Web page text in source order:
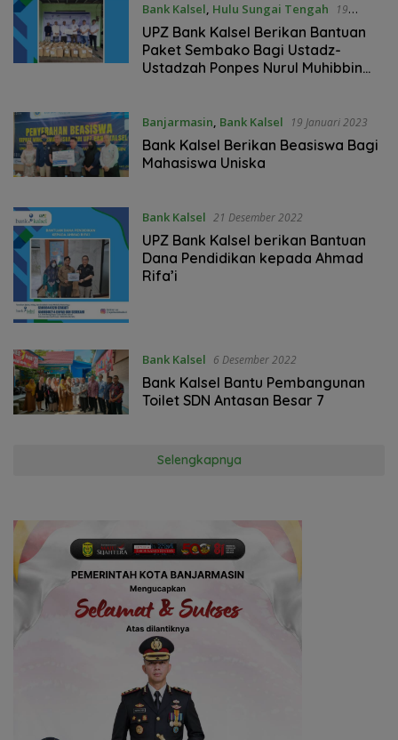
Bank Kalsel, Hulu Sungai Tengah
19
Januari 2023
UPZ Bank Kalsel Berikan Bantuan
Paket Sembako Bagi Ustadz-
Ustadzah Ponpes Nurul Muhibbin
Banjarmasin, Bank Kalsel 19 Januari 2023
Bank Kalsel Berikan Beasiswa Bagi
Mahasiswa Uniska
Bank Kalsel 21 Desember 2022
UPZ Bank Kalsel berikan Bantuan
Dana Pendidikan kepada Ahmad
Rifa’i
Bank Kalsel 6 Desember 2022
Bank Kalsel Bantu Pembangunan
Toilet SDN Antasan Besar 7
Selengkapnya